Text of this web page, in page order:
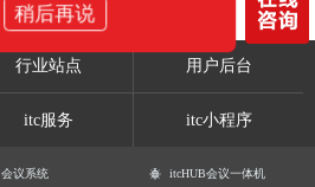
行业站点 用户后台
itc服务 itc小程序
会议系统
itcHUB会议一体机
稍后再说